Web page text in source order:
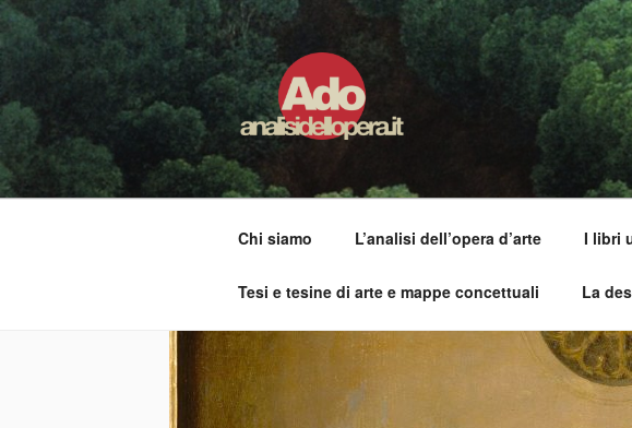
Salta
al
ADO ANALISI
Osservare le opere d'arte per capirle e imparare
Chi siamo L’analisi dell’opera d’arte I libri
Tesi e tesine di arte e mappe concettuali La